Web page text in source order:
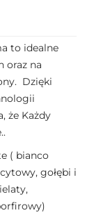
to idealne
oraz na
Dzięki
że Każdy
( bianco
gołębi i